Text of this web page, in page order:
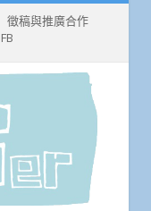
徵稿與推廣合作